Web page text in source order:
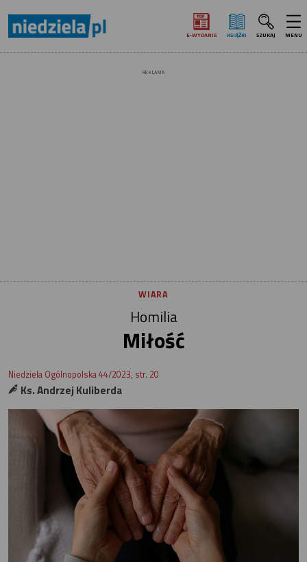
E‑WYDANIE KSIĄŻKI SZUKAJ MENU
REKLAMA
WIARA
Homilia
Miłość
Niedziela Ogólnopolska 44/2023, str. 20
Ks. Andrzej Kuliberda